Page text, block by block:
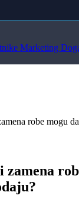
Marketing
robe mogu